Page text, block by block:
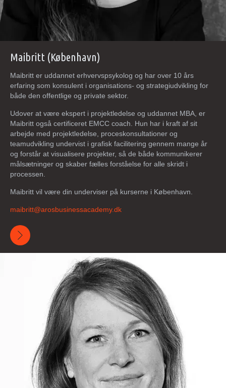
Maibritt (København)
Maibritt er uddannet erhvervspsykolog og har over 10 års
erfaring som konsulent i organisations- og strategiudvikling for
både den offentlige og private sektor.
Udover at være ekspert i projektledelse og uddannet MBA, er
Maibritt også certificeret EMCC coach. Hun har i kraft af sit
arbejde med projektledelse, proceskonsultationer og
teamudvikling undervist i grafisk facilitering gennem mange år
og forstår at visualisere projekter, så de både kommunikerer
målsætninger og skaber fælles forståelse for alle skridt i
processen.
Maibritt vil være din underviser på kurserne i København.
maibritt@arosbusinessacademy.dk